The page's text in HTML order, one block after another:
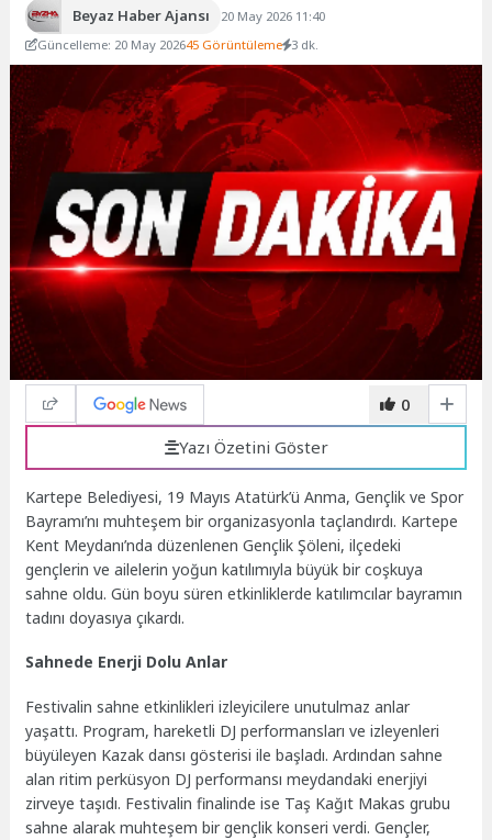
Beyaz Haber Ajansı
20 May 2026 11:40
Güncelleme: 20 May 202645 Görüntüleme 3 dk.
0
Yazı Özetini Göster
Kartepe Belediyesi, 19 Mayıs Atatürk’ü Anma, Gençlik ve Spor
Bayramı’nı muhteşem bir organizasyonla taçlandırdı. Kartepe
Kent Meydanı’nda düzenlenen Gençlik Şöleni, ilçedeki
gençlerin ve ailelerin yoğun katılımıyla büyük bir coşkuya
sahne oldu. Gün boyu süren etkinliklerde katılımcılar bayramın
tadını doyasıya çıkardı.
Sahnede Enerji Dolu Anlar
Festivalin sahne etkinlikleri izleyicilere unutulmaz anlar
yaşattı. Program, hareketli DJ performansları ve izleyenleri
büyüleyen Kazak dansı gösterisi ile başladı. Ardından sahne
alan ritim perküsyon DJ performansı meydandaki enerjiyi
zirveye taşıdı. Festivalin finalinde ise Taş Kağıt Makas grubu
sahne alarak muhteşem bir gençlik konseri verdi. Gençler,